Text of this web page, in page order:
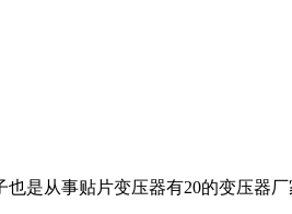
也是从事贴片变压器有20的变压器